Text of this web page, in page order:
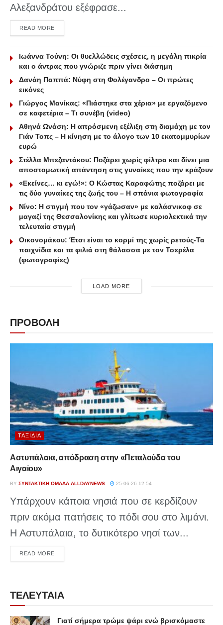
Αλεξανδράτου εξέφρασε...
READ MOREDETAILS
Ιωάννα Τούνη: Οι θυελλώδεις σχέσεις, η μεγάλη πικρία
και ο άντρας που γνώριζε πριν γίνει διάσημη
Δανάη Παππά: Νύφη στη Φολέγανδρο – Οι πρώτες
εικόνες
Γιώργος Μανίκας: «Πιάστηκε στα χέρια» με εργαζόμενο
σε καφετέρια – Tι συνέβη (video)
Αθηνά Ωνάση: Η απρόσμενη εξέλιξη στη διαμάχη με τον
Γιάν Τοπς – Η κίνηση με το άλογο των 10 εκατομμυρίων
ευρώ
Στέλλα Μπεζαντάκου: Ποζάρει χωρίς φίλτρα και δίνει μια
αποστομωτική απάντηση στις γυναίκες που την κράζουν
«Εκείνες… κι εγώ!»: Ο Κώστας Καραφώτης ποζάρει με
τις δύο γυναίκες της ζωής του – Η σπάνια φωτογραφία
Νίνο: Η στιγμή που τον «γάζωσαν» με καλάσνικοφ σε
μαγαζί της Θεσσαλονίκης και γλίτωσε κυριολεκτικά την
τελευταία στιγμή
Οικονομάκου: Έτσι είναι το κορμί της χωρίς ρετούς-Τα
παιχνίδια και τα φιλιά στη θάλασσα με τον Τσερέλα
(φωτογραφίες)
LOAD MORE
ΠΡΟΒΟΛΗ
ΤΑΞΊΔΙΑ
Αστυπάλαια, απόδραση στην «Πεταλούδα του
Αιγαίου»
BY ΣΥΝΤΑΚΤΙΚΉ ΟΜΆΔΑ ALLDAYNEWS 25-06-26 12:54
Υπάρχουν κάποια νησιά που σε κερδίζουν
πριν ακόμα πατήσεις το πόδι σου στο λιμάνι.
Η Αστυπάλαια, το δυτικότερο νησί των...
READ MOREDETAILS
ΤΕΛΕΥΤΑΙΑ
Γιατί σήμερα τρώμε ψάρι ενώ βρισκόμαστε